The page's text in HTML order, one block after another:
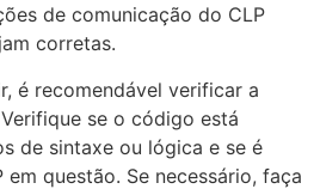
de comunicação do CLP
corretas.
é recomendável verificar a
se o código está
de sintaxe ou lógica e se é
questão. Se necessário, faça